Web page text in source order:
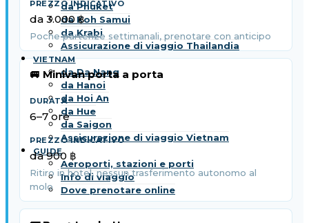
da Phuket
da Koh Samui
da Krabi
Assicurazione di viaggio Thailandia
VIETNAM
da Da Nang
da Hanoi
da Hoi An
da Hue
da Saigon
Assicurazione di viaggio Vietnam
GUIDE
Aeroporti, stazioni e porti
Info di viaggio
Dove prenotare online
da 3.000 ฿
Poche partenze settimanali, prenotare con anticipo
🚐 Minivan porta a porta
6–7 ore
da 900 ฿
Ritiro in hotel, nessun trasferimento autonomo al
molo